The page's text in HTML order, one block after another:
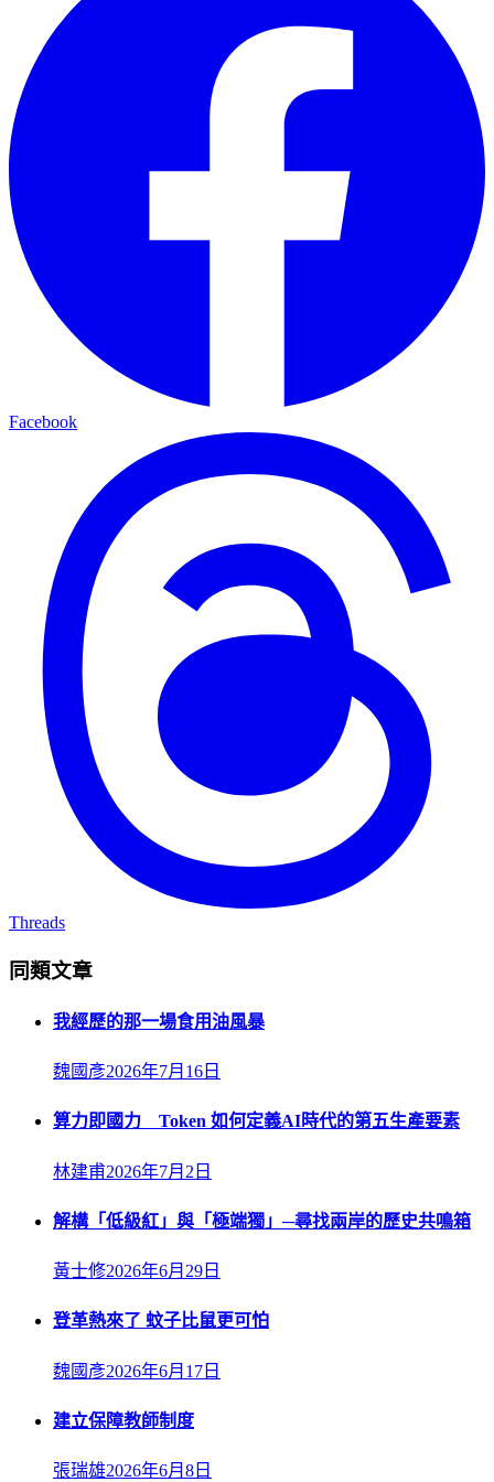
Facebook
Threads
同類文章
我經歷的那一場食用油風暴
魏國彥2026年7月16日
算力即國力 Token 如何定義AI時代的第五生產要素
林建甫2026年7月2日
解構「低級紅」與「極端獨」─尋找兩岸的歷史共鳴箱
黃士修2026年6月29日
登革熱來了 蚊子比鼠更可怕
魏國彥2026年6月17日
建立保障教師制度
張瑞雄2026年6月8日